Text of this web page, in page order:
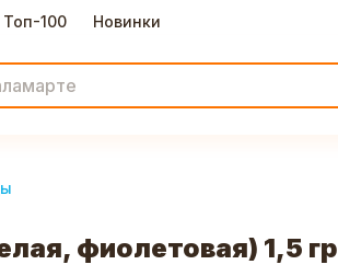
Топ-100 Новинки
фиолетовая) 1,5 гр